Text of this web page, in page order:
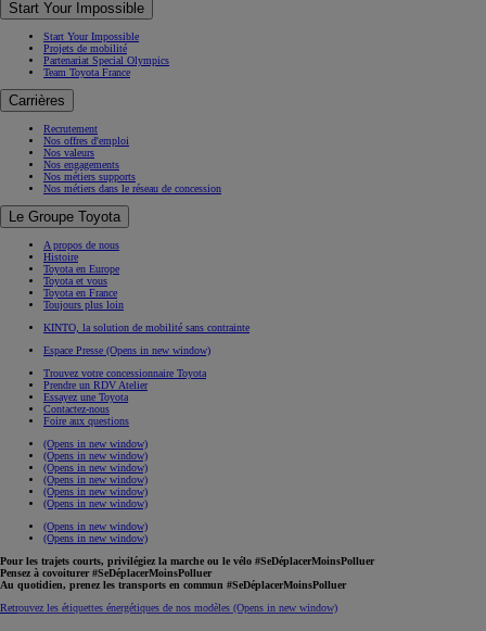
Start Your Impossible
Start Your Impossible
Projets de mobilité
Partenariat Special Olympics
Team Toyota France
Carrières
Recrutement
Nos offres d'emploi
Nos valeurs
Nos engagements
Nos métiers supports
Nos métiers dans le réseau de concession
Le Groupe Toyota
A propos de nous
Histoire
Toyota en Europe
Toyota et vous
Toyota en France
Toujours plus loin
KINTO, la solution de mobilité sans contrainte
Espace Presse (Opens in new window)
Trouvez votre concessionnaire Toyota
Prendre un RDV Atelier
Essayez une Toyota
Contactez-nous
Foire aux questions
(Opens in new window)
(Opens in new window)
(Opens in new window)
(Opens in new window)
(Opens in new window)
(Opens in new window)
(Opens in new window)
(Opens in new window)
Pour les trajets courts, privilégiez la marche ou le vélo #SeDéplacerMoinsPolluer
Pensez à covoiturer #SeDéplacerMoinsPolluer
Au quotidien, prenez les transports en commun #SeDéplacerMoinsPolluer
Retrouvez les étiquettes énergétiques de nos modèles (Opens in new window)